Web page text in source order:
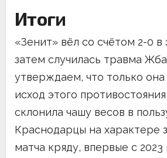
Итоги
«Зенит» вёл со счётом 2-0 в
затем случилась травма
утверждаем, что только она
исход этого
склонила чашу весов в
Краснодарцы на характере
матча кряду, впервые с 2023